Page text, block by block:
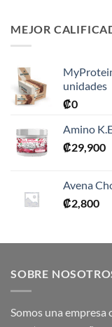
MEJOR
unidades
₡0
Amino
₡29,900
Avena
₡2,800
SOBRE
Somos una